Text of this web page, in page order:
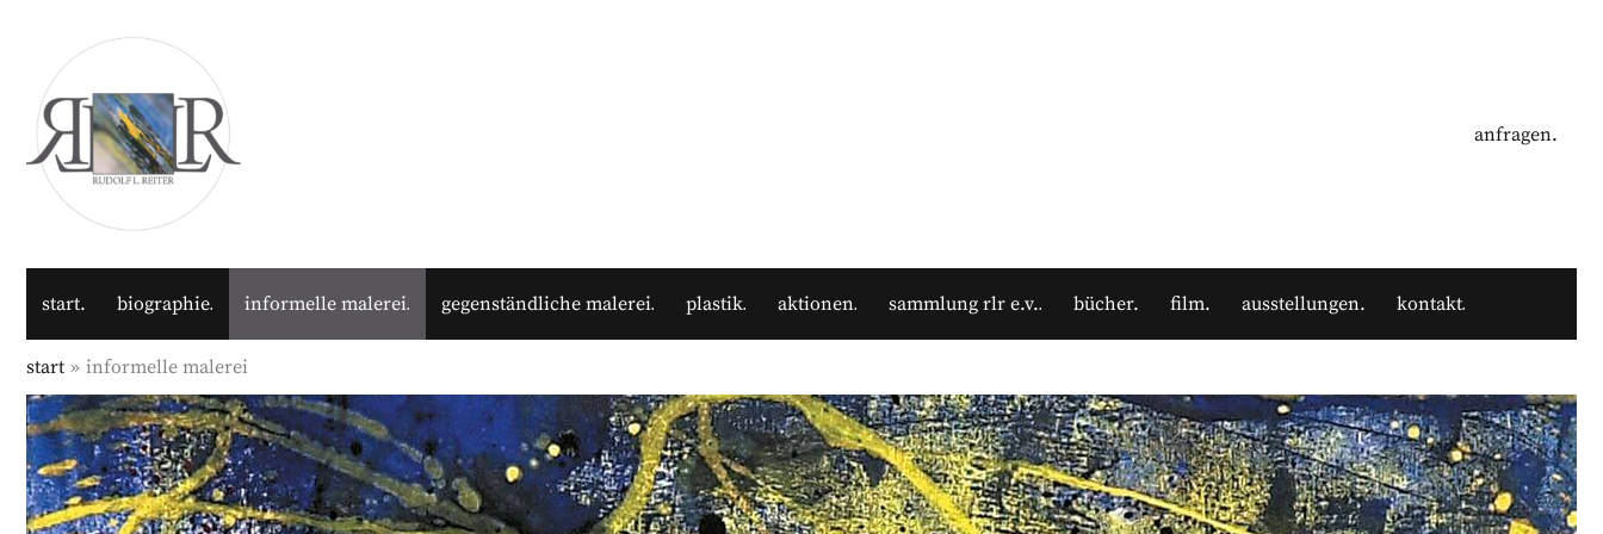
springen
anfragen.
start biographie informelle malerei gegenständliche malerei plastik aktionen sammlung rlr e.v. bücher film ausstellungen kontakt
start informelle malerei